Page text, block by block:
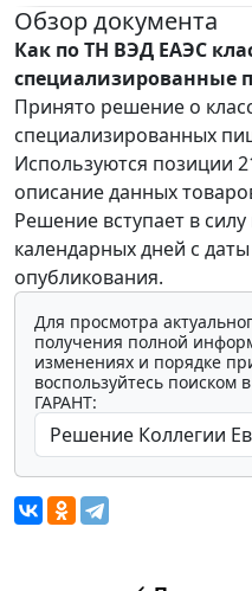
Обзор документа
Как по ТН ВЭД ЕАЭС
специализированные
Принято решение о
специализированных
Используются позиции
описание данных
Решение вступает в
календарных дней с
опубликования.
Для просмотра
получения полной
изменениях и порядке
воспользуйтесь поиском
ГАРАНТ: